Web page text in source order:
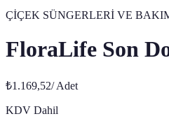
ÇİÇEK SÜNGERLERİ VE
FloraLife Son
₺1.169,52/Adet
KDV Dahil